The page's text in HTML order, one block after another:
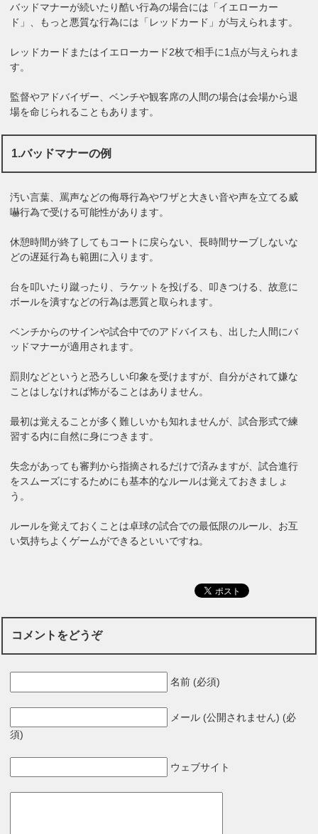
バッドマナーが続いたり酷い行為の場合には「イエローカー
ド」、もっと悪質な行為には「レッドカード」が与えられます。
レッドカードまたはイエローカード2枚で相手に1点が与えられま
す。
監督やアドバイザー、ベンチや観客席の人間の場合は会場から退
場を命じられることもあります。
1.バッドマナーの例
汚い言葉、罵声などの侮辱行為やワザと大きい音や声を立てる威
嚇行為で受ける可能性があります。
休憩時間が終了してもコートに戻らない、長時間サーブしないな
どの遅延行為も範囲に入ります。
台を叩いたり蹴ったり、ラケットを投げる、叩きつける、故意に
ボールを潰すなどの行為は悪質と取られます。
ベンチからのサインや試合中でのアドバイスも、出した人間にバ
ッドマナーが適用されます。
罰則などというと恐ろしい印象を受けますが、自分がされて嫌な
ことはしなければ怖がることはありません。
最初は覚えることが多く難しいかも知れませんが、試合形式で練
習する内に自然に身につきます。
失念があっても審判から指摘されるだけで済みますが、試合進行
をスムーズにするためにも基本的なルールは覚えておきましょ
う。
ルールを覚えておくことは卓球の試合での最低限のルール、お互
い気持ちよくゲームができるといいですね。
コメントをどうぞ
名前 (必須)
メール (公開されません) (必
須)
ウェブサイト